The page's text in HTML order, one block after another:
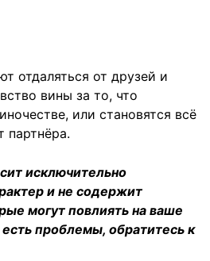
отдаляться от друзей и
вины за то, что
или становятся всё
партнёра.
исключительно
и не содержит
могут повлиять на ваше
проблемы, обратитесь к